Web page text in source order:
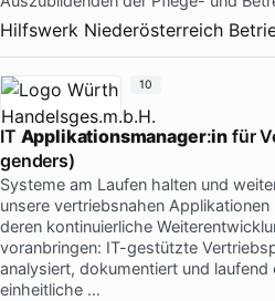
Hilfswerk Niederösterreich
IT Applikationsmanager:in für
genders)
Systeme am Laufen halten und
unsere vertriebsnahen
deren kontinuierliche
voranbringen: IT-gestützte
analysiert, dokumentiert und
einheitliche …
10